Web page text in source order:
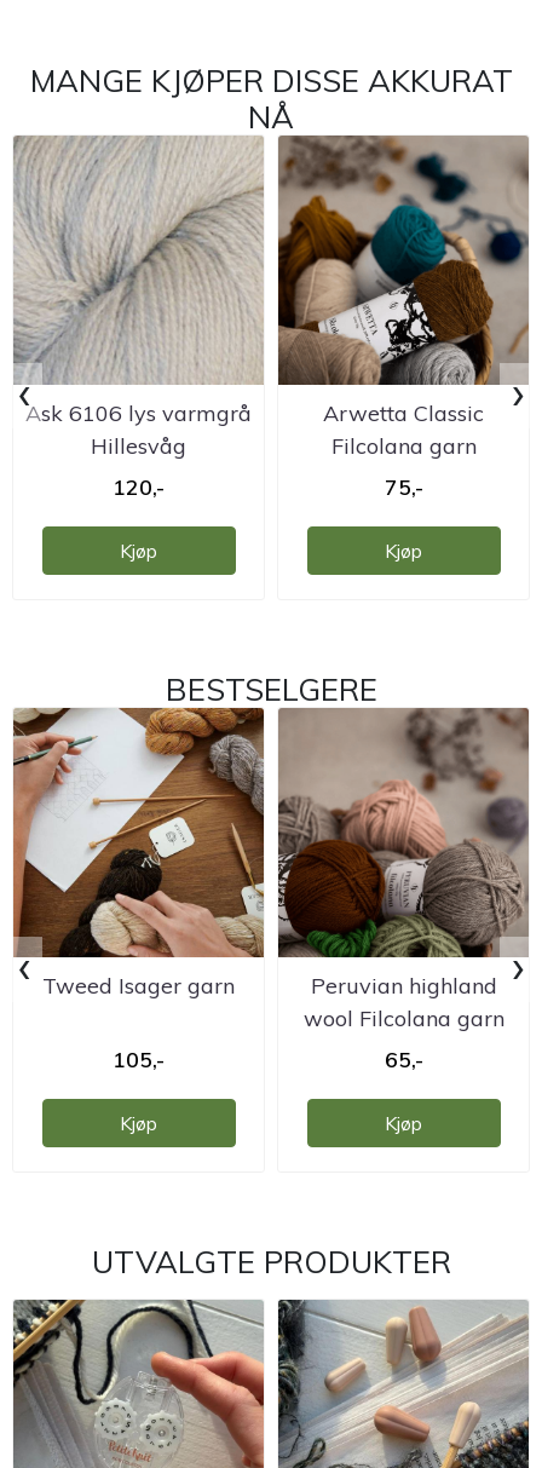
MANGE KJØPER DISSE AKKURAT
NÅ
Ask 6106 lys varmgrå
Hillesvåg
ullvarefabrikk
120,-
Kjøp
Arwetta Classic
Filcolana garn
75,-
Kjøp
‹ ›
BESTSELGERE
Tweed Isager garn
105,-
Kjøp
Peruvian highland
wool Filcolana garn
65,-
Kjøp
‹ ›
UTVALGTE PRODUKTER